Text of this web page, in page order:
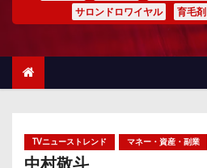
サロンドロワイヤル
育毛剤
TVニューストレンド マネー・資産・副業
中村敬斗